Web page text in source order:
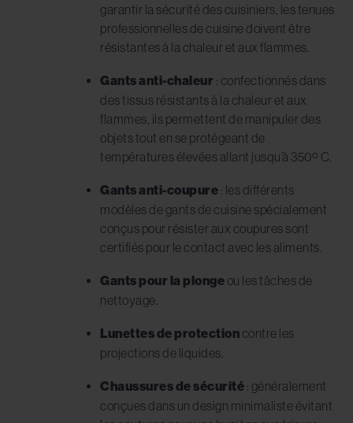
garantir la sécurité des cuisiniers, les tenues
professionnelles de cuisine doivent être
résistantes à la chaleur et aux flammes.
Gants anti-chaleur : confectionnés dans
des tissus résistants à la chaleur et aux
flammes, ils permettent de manipuler des
objets tout en se protégeant de
températures élevées allant jusqu’à 350º C.
Gants anti-coupure : les différents
modèles de gants de cuisine spécialement
conçus pour résister aux coupures sont
certifiés pour le contact avec les aliments.
Gants pour la plongeou les tâches de
nettoyage.
Lunettes de protectioncontre les
projections de liquides.
Chaussures de sécurité : généralement
conçues dans un design minimaliste évitant